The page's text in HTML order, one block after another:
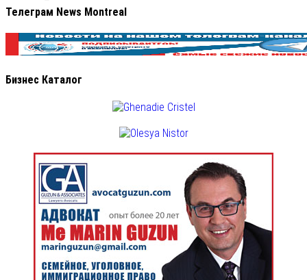
Телеграм News Montreal
Бизнес Каталог